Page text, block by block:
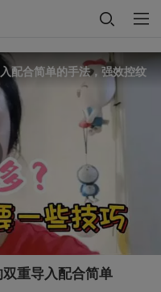
配合简单的手法，强效控纹
重导入配合简单